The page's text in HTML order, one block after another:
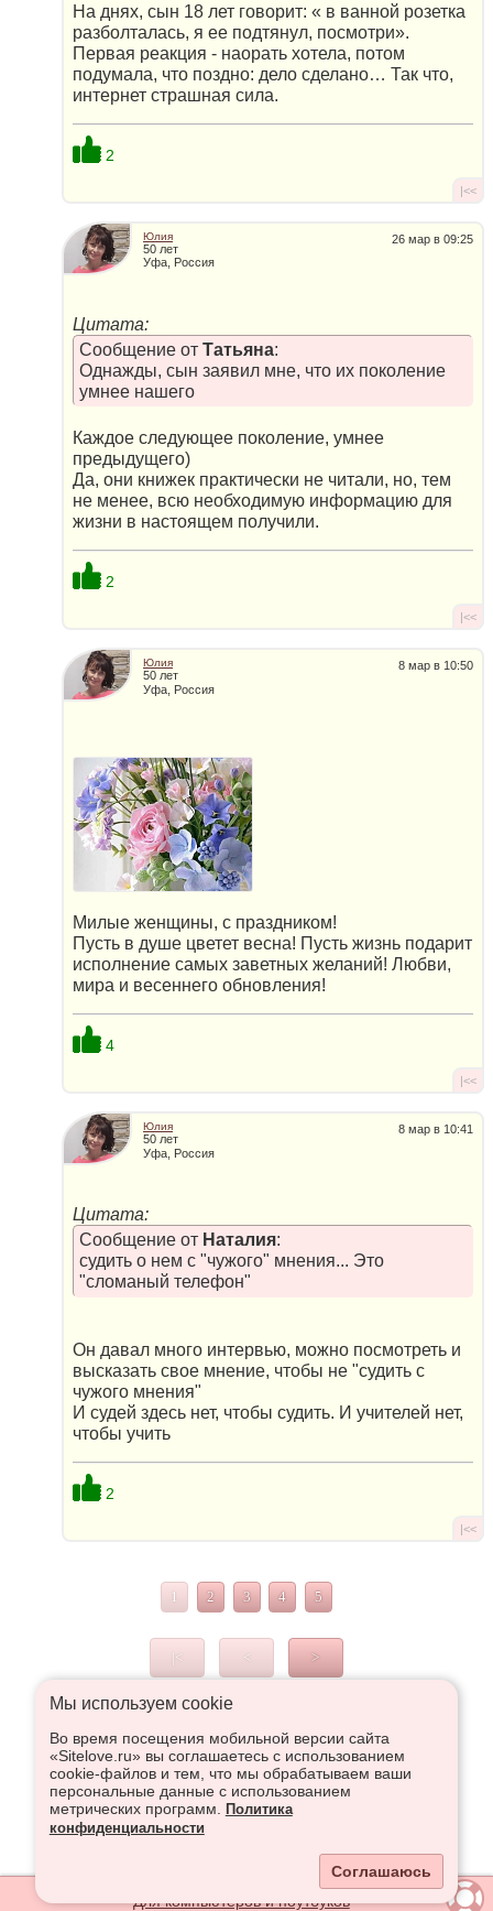
На днях, сын 18 лет говорит: « в ванной розетка
разболталась, я ее подтянул, посмотри».
Первая реакция - наорать хотела, потом
подумала, что поздно: дело сделано… Так что,
интернет страшная сила.
2
|<<
26 мар в 09:25
Юлия
50 лет
Уфа, Россия
Цитата:
Сообщение от Татьяна:
Однажды, сын заявил мне, что их поколение
умнее нашего
Каждое следующее поколение, умнее
предыдущего)
Да, они книжек практически не читали, но, тем
не менее, всю необходимую информацию для
жизни в настоящем получили.
2
|<<
8 мар в 10:50
Юлия
50 лет
Уфа, Россия
Милые женщины, с праздником!
Пусть в душе цветет весна! Пусть жизнь подарит
исполнение самых заветных желаний! Любви,
мира и весеннего обновления!
4
|<<
8 мар в 10:41
Юлия
50 лет
Уфа, Россия
Цитата:
Сообщение от Наталия:
судить о нем с "чужого" мнения... Это
"сломаный телефон"
Он давал много интервью, можно посмотреть и
высказать свое мнение, чтобы не "судить с
чужого мнения"
И судей здесь нет, чтобы судить. И учителей нет,
чтобы учить
2
|<<
1 2 3 4 5
|< < >
Что высказаться в Рупор, необходимо войти или
зарегистрироваться:
Регистрация
Мы используем сookie
Во время посещения мобильной версии сайта
«Sitelove.ru» вы соглашаетесь с использованием
cookie-файлов и тем, что мы обрабатываем ваши
персональные данные с использованием
метрических программ.
Политика
конфиденциальности
Соглашаюсь
Для компьютеров и ноутбуков